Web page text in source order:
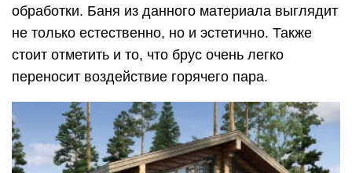
обработки. Баня из данного материала выглядит
не только естественно, но и эстетично. Также
стоит отметить и то, что брус очень легко
переносит воздействие горячего пара.